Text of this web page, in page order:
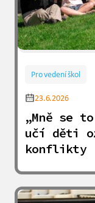
Pro vedení škol
23.6.2026
„Mně se
učí děti
konflikty